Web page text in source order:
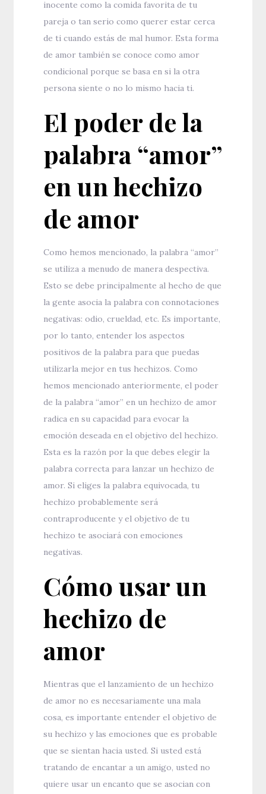
inocente como la comida favorita de tu
pareja o tan serio como querer estar cerca
de ti cuando estás de mal humor. Esta forma
de amor también se conoce como amor
condicional porque se basa en si la otra
persona siente o no lo mismo hacia ti.
El poder de la
palabra “amor”
en un hechizo
de amor
Como hemos mencionado, la palabra “amor”
se utiliza a menudo de manera despectiva.
Esto se debe principalmente al hecho de que
la gente asocia la palabra con connotaciones
negativas: odio, crueldad, etc. Es importante,
por lo tanto, entender los aspectos
positivos de la palabra para que puedas
utilizarla mejor en tus hechizos. Como
hemos mencionado anteriormente, el poder
de la palabra “amor” en un hechizo de amor
radica en su capacidad para evocar la
emoción deseada en el objetivo del hechizo.
Esta es la razón por la que debes elegir la
palabra correcta para lanzar un hechizo de
amor. Si eliges la palabra equivocada, tu
hechizo probablemente será
contraproducente y el objetivo de tu
hechizo te asociará con emociones
negativas.
Cómo usar un
hechizo de
amor
Mientras que el lanzamiento de un hechizo
de amor no es necesariamente una mala
cosa, es importante entender el objetivo de
su hechizo y las emociones que es probable
que se sientan hacia usted. Si usted está
tratando de encantar a un amigo, usted no
quiere usar un encanto que se asocian con